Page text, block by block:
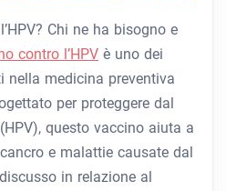
Chi ne ha bisogno e
contro l’HPV è uno dei
nella medicina preventiva
per proteggere dal
questo vaccino aiuta a
e malattie causate dal
in relazione al